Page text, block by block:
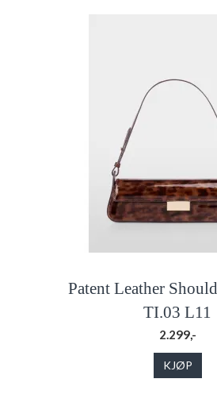
Patent Leather
TI.03 L11
2.299,-
KJØP